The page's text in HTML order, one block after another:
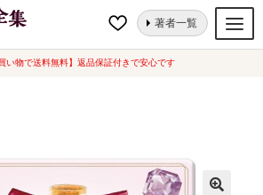
い物で送料無料】返品保証付きで安心です
著者一覧
地球・パワーストーン
エンジェリッククリス
-良い)